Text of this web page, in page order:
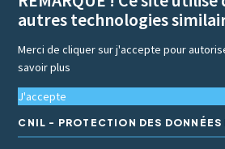
autres technologies
Merci de cliquer sur j'accepte pour
savoir plus
J'accepte
CNIL - PROTECTION DES DONNÉES